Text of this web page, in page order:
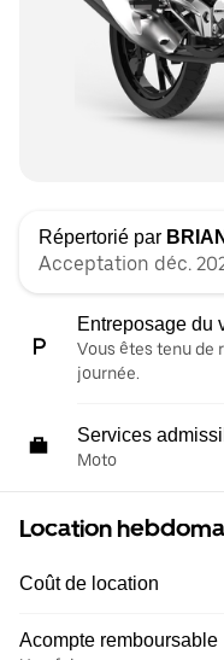
Répertorié par
Acceptation déc.
Entreposage du
Vous êtes tenu de
journée.
Services
Moto
Location
Coût de location
Acompte remboursable